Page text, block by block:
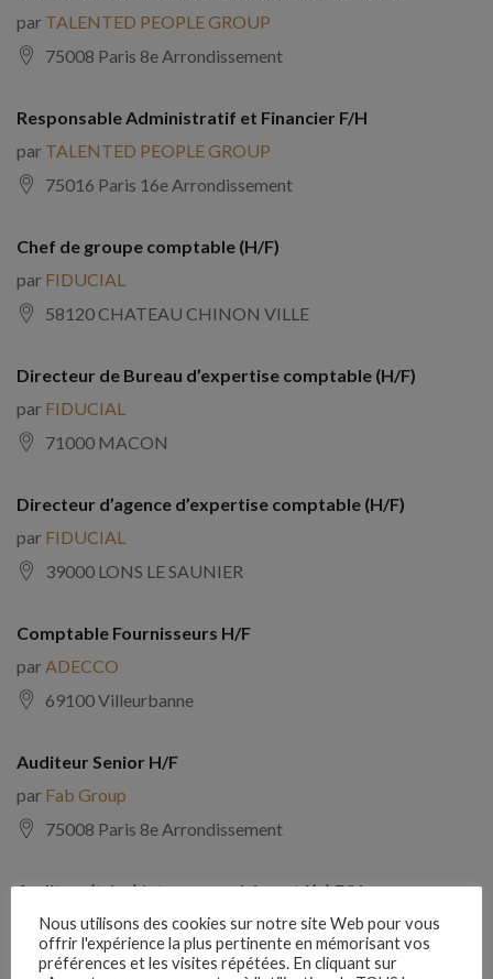
par TALENTED PEOPLE GROUP
75008 Paris 8e Arrondissement
Responsable Administratif et Financier F/H
par TALENTED PEOPLE GROUP
75016 Paris 16e Arrondissement
Chef de groupe comptable (H/F)
par FIDUCIAL
58120 CHATEAU CHINON VILLE
Directeur de Bureau d’expertise comptable (H/F)
par FIDUCIAL
71000 MACON
Directeur d’agence d’expertise comptable (H/F)
par FIDUCIAL
39000 LONS LE SAUNIER
Comptable Fournisseurs H/F
par ADECCO
69100 Villeurbanne
Auditeur Senior H/F
par Fab Group
75008 Paris 8e Arrondissement
Auditeur(trice) interne expérimenté(e) F/H
parComptabilite Emploi
39130 Châtillon
Nous utilisons des cookies sur notre site Web pour vous
offrir l'expérience la plus pertinente en mémorisant vos
préférences et les visites répétées. En cliquant sur